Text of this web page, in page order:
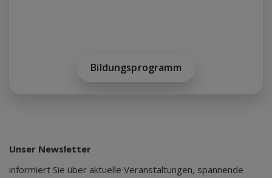
Bildungsprogramm
Unser Newsletter
informiert Sie über aktuelle Veranstaltungen, spannende